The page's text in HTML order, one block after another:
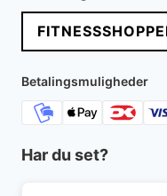
pris
var:
119 kr..
pris
er:
49
Betalingsmuligheder
Har du set?